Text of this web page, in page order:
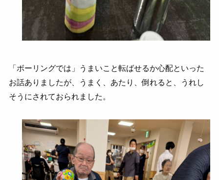
「ボーリングでは」うまいこと転ばせるか心配といった
お話ありましたが、うまく、あたり、倒れると、うれし
そうにされておられました。